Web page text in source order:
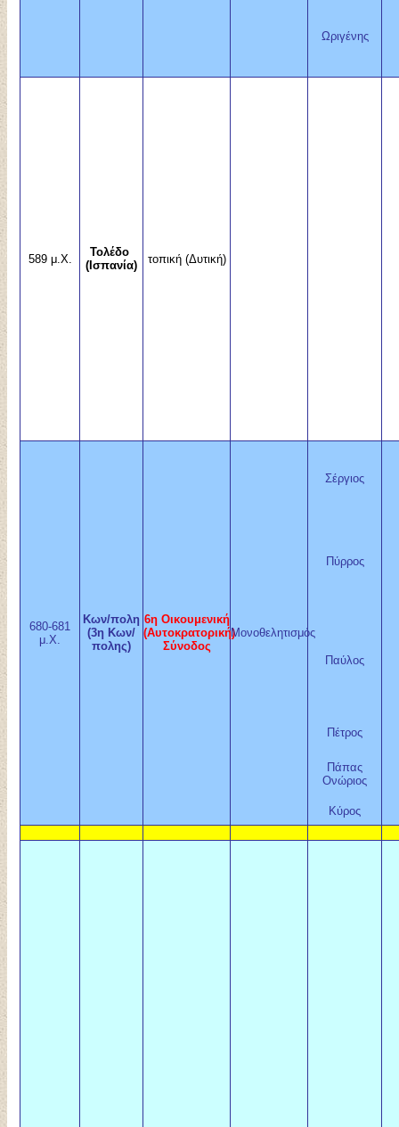
Ωριγένης
589 μ.Χ.
Τολέδο
(Ισπανία)
τοπική (Δυτική)
680-681
μ.Χ.
Κων/πολη
(3η Κων/
πολης)
6η Οικουμενική
(Αυτοκρατορική)
Σύνοδος
Μονοθελητισμός
Σέργιος
Πύρρος
Παύλος
Πέτρος
Πάπας
Ονώριος
Κύρος